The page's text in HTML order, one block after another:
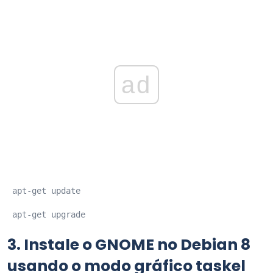
ad
apt-get update
apt-get upgrade
3. Instale o GNOME no Debian 8
usando o modo gráfico taskel